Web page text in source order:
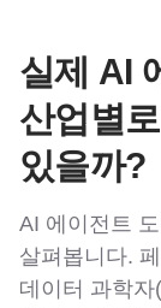
실제 AI
산업별
있을까?
AI 에이전트
살펴봅니다.
데이터 과학